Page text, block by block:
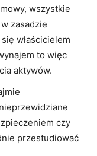
wszystkie
zasadzie⁣
‍właścicielem
⁣to więc
aktywów.
czy‌
przestudiować